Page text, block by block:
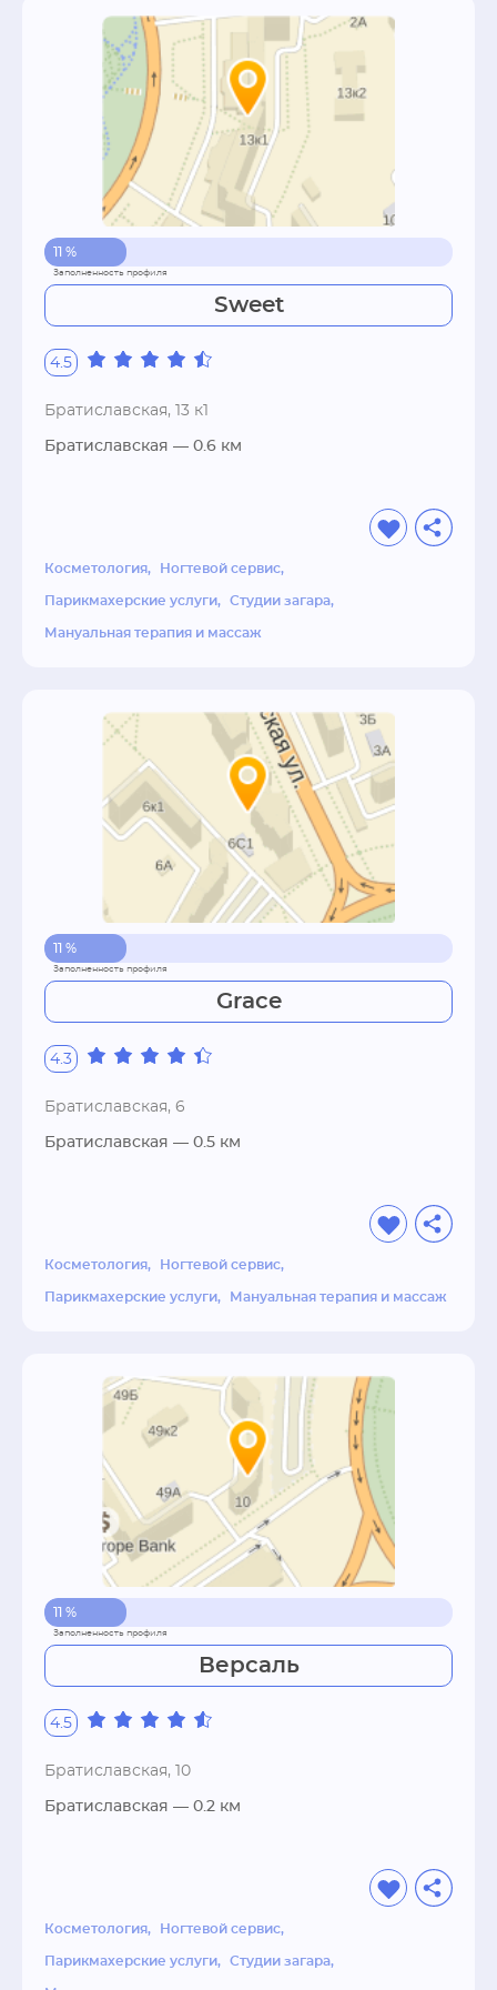
11 %
Sweet
4.5
Братиславская, 13 к1
Братиславская — 0.6 км
Косметология Ногтевой сервис
Парикмахерские услуги Студии загара
Мануальная терапия и массаж
11 %
Grace
4.3
Братиславская, 6
Братиславская — 0.5 км
Косметология Ногтевой сервис
Парикмахерские услуги Мануальная терапия и массаж
11 %
Версаль
4.5
Братиславская, 10
Братиславская — 0.2 км
Косметология Ногтевой сервис
Парикмахерские услуги Студии загара